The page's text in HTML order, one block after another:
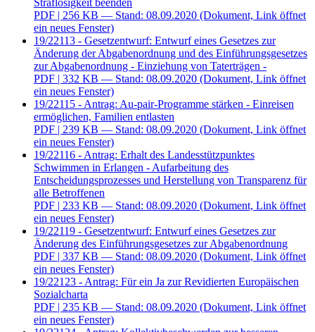
PDF | 256 KB — Stand: 08.09.2020 (Dokument, Link öffnet
ein neues Fenster)
19/22113 - Gesetzentwurf: Entwurf eines Gesetzes zur
Änderung der Abgabenordnung und des Einführungsgesetzes
zur Abgabenordnung - Einziehung von Taterträgen -
PDF | 332 KB — Stand: 08.09.2020 (Dokument, Link öffnet
ein neues Fenster)
19/22115 - Antrag: Au-pair-Programme stärken - Einreisen
ermöglichen, Familien entlasten
PDF | 239 KB — Stand: 08.09.2020 (Dokument, Link öffnet
ein neues Fenster)
19/22116 - Antrag: Erhalt des Landesstützpunktes
Schwimmen in Erlangen - Aufarbeitung des
Entscheidungsprozesses und Herstellung von Transparenz für
alle Betroffenen
PDF | 233 KB — Stand: 08.09.2020 (Dokument, Link öffnet
ein neues Fenster)
19/22119 - Gesetzentwurf: Entwurf eines Gesetzes zur
Änderung des Einführungsgesetzes zur Abgabenordnung
PDF | 337 KB — Stand: 08.09.2020 (Dokument, Link öffnet
ein neues Fenster)
19/22123 - Antrag: Für ein Ja zur Revidierten Europäischen
Sozialcharta
PDF | 235 KB — Stand: 08.09.2020 (Dokument, Link öffnet
ein neues Fenster)